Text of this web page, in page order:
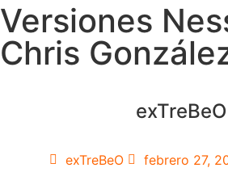
Versiones
Chris
exTreBeO
exTreBeO febrero 27,